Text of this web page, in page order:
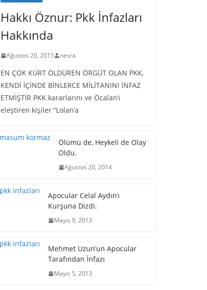
Hakkı Öznur: Pkk İnfazları
Hakkında
Ağustos 20, 2015 nesra
EN ÇOK KÜRT ÖLDÜREN ÖRGÜT OLAN PKK,
KENDİ İÇİNDE BİNLERCE MİLİTANINI İNFAZ
ETMİŞTİR PKK kararlarını ve Öcalan’ı
eleştiren kişiler “Lolan’a
Ölümü de, Heykeli de Olay
Oldu.
Ağustos 20, 2014
Apocular Celal Aydın’ı
Kurşuna Dizdi.
Mayıs 9, 2013
Mehmet Uzun’un Apocular
Tarafından İnfazı
Mayıs 5, 2013